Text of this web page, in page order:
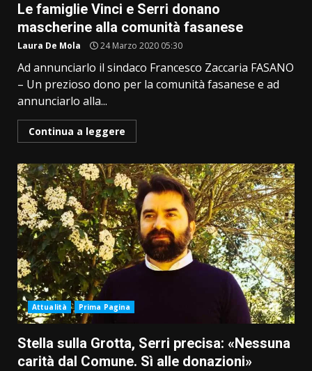
Le famiglie Vinci e Serri donano
mascherine alla comunità fasanese
Laura De Mola 24 Marzo 2020 05:30
Ad annunciarlo il sindaco Francesco Zaccaria FASANO
– Un prezioso dono per la comunità fasanese e ad
annunciarlo alla...
Continua a leggere
Attualità Prima Pagina
Stella sulla Grotta, Serri precisa: «Nessuna
carità dal Comune. Sì alle donazioni»